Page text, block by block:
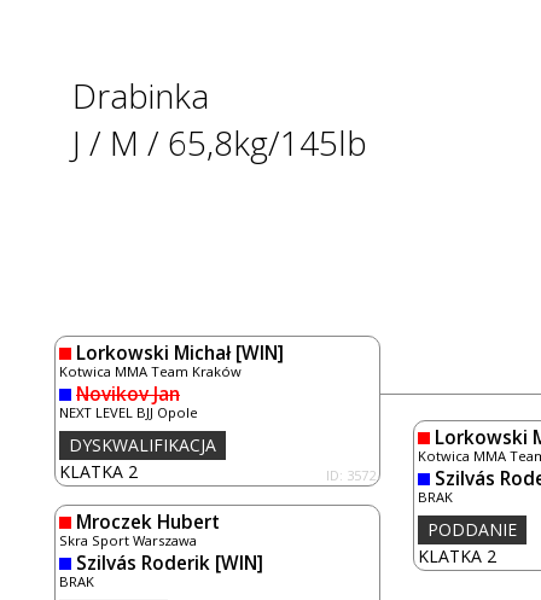
Drabinka
J / M / 65,8kg/145lb
Lorkowski Michał[WIN]
Kotwica MMA Team Kraków
Novikov Jan
NEXT LEVEL BJJ Opole
KLATKA 2 ID: 3572
DYSKWALIFIKACJA
Mroczek Hubert
Skra Sport Warszawa
Szilvás Roderik [WIN]
BRAK
Lorkowski
Kotwica MMA
Szilvás
BRAK
KLATKA 2
PODDANIE